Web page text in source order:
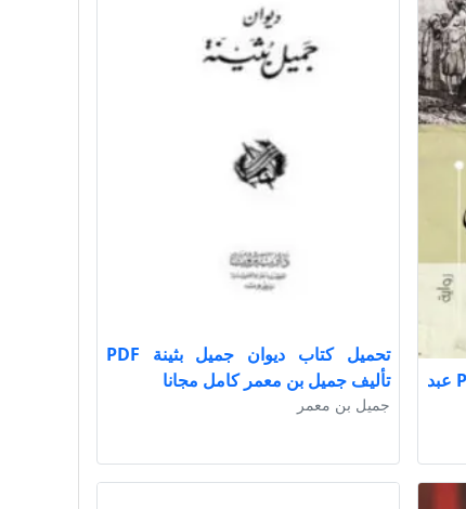
تحميل كتاب الديوان الإسبرطي PDF عبد
تحميل كتاب ديوان جميل بثينة PDF
تأليف جميل بن معمر كامل مجانا
جميل بن معمر